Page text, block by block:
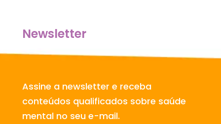
Newsletter
Assine a newsletter e receba
conteúdos qualificados sobre saúde
mental no seu e-mail.